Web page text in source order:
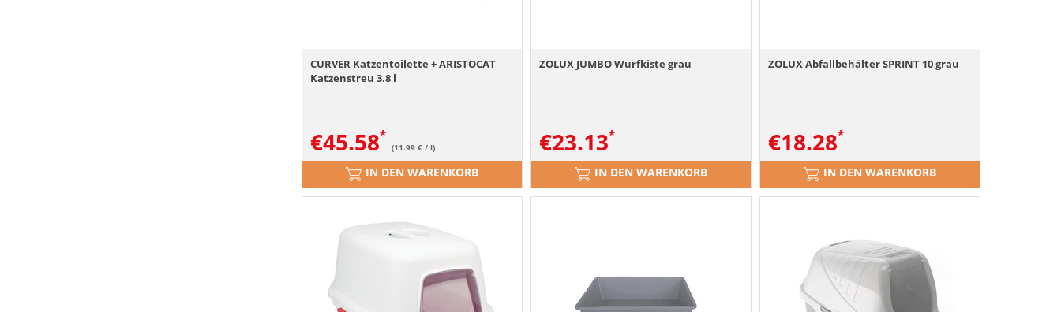
CURVER Katzentoilette + ARISTOCAT
Katzenstreu 3.8 l
€45.58 (11.99 € / l)
IN DEN WARENKORB
ZOLUX JUMBO Wurfkiste grau
€23.13
IN DEN WARENKORB
ZOLUX Abfallbehälter SPRINT 10 grau
€18.28
IN DEN WARENKORB